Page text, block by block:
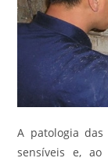
A patologia
sensíveis e, ao